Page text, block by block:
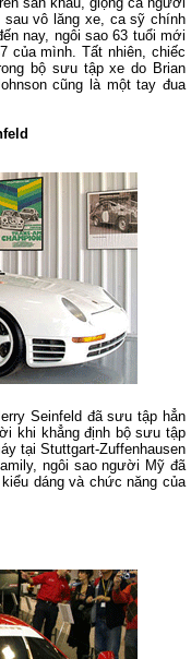
vô lăng xe, ca sỹ chính
nay, ngôi sao 63 tuổi mới
của mình. Tất nhiên, chiếc
bộ sưu tập xe do Brian
cũng là một tay đua
Seinfeld đã sưu tập hẳn
khi khẳng định bộ sưu tập
tại Stuttgart-Zuffenhausen
ngôi sao người Mỹ đã
dáng và chức năng của